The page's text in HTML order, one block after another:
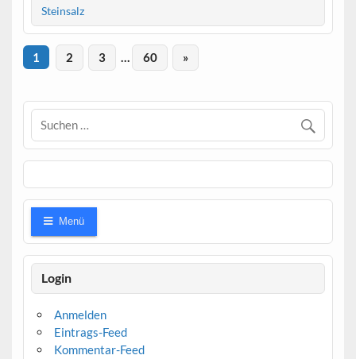
Steinsalz
1 2 3 … 60 »
Menü
Login
Anmelden
Eintrags-Feed
Kommentar-Feed